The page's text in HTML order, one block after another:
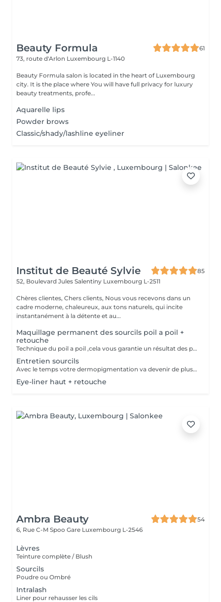
Beauty Formula
61
73, route d'Arlon Luxembourg L-1140
Beauty Formula salon is located in the heart of Luxembourg
city. It is the place where You will have full privacy for luxury
beauty treatments, profe...
Aquarelle lips
Powder brows
Classic/shady/lashline eyeliner
Institut de Beauté Sylvie
85
52, Boulevard Jules Salentiny Luxembourg L-2511
Chères clientes, Chers clients, Nous vous recevons dans un
cadre moderne, chaleureux, aux tons naturels, qui incite
instantanément à la détente et au...
Maquillage permanent des sourcils poil a poil +
retouche
Technique du poil a poil ,cela vous garantie un résultat des plus naturel. prévoir une retouche le mois suivant.
Entretien sourcils
Avec le temps votre dermopigmentation va devenir de plus en plus clair ,pour le retrouver comme au premier jour cette petite retouche sera nécessaire.
Eye-liner haut + retouche
Ambra Beauty
54
6, Rue C-M Spoo Gare Luxembourg L-2546
Lèvres
Teinture complète / Blush
Sourcils
Poudre ou Ombré
Intralash
Liner pour rehausser les cils